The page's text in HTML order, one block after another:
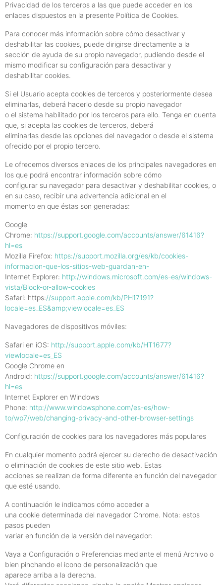
Privacidad de los terceros a las que puede acceder en los
enlaces dispuestos en la presente Política de Cookies.
Para conocer más información sobre cómo desactivar y
deshabilitar las cookies, puede dirigirse directamente a la
sección de ayuda de su propio navegador, pudiendo desde el
mismo modificar su configuración para desactivar y
deshabilitar cookies.
Si el Usuario acepta cookies de terceros y posteriormente desea
eliminarlas, deberá hacerlo desde su propio navegador
o el sistema habilitado por los terceros para ello. Tenga en cuenta
que, si acepta las cookies de terceros, deberá
eliminarlas desde las opciones del navegador o desde el sistema
ofrecido por el propio tercero.
Le ofrecemos diversos enlaces de los principales navegadores en
los que podrá encontrar información sobre cómo
configurar su navegador para desactivar y deshabilitar cookies, o
en su caso, recibir una advertencia adicional en el
momento en que éstas son generadas:
Google
Chrome: https://support.google.com/accounts/answer/61416?
hl=es
Mozilla Firefox: https://support.mozilla.org/es/kb/cookies-
informacion-que-los-sitios-web-guardan-en-
Internet Explorer: http://windows.microsoft.com/es-es/windows-
vista/Block-or-allow-cookies
Safari: https://support.apple.com/kb/PH17191?
locale=es_ES&amp;viewlocale=es_ES
Navegadores de dispositivos móviles:
Safari en iOS: http://support.apple.com/kb/HT1677?
viewlocale=es_ES
Google Chrome en
Android: https://support.google.com/accounts/answer/61416?
hl=es
Internet Explorer en Windows
Phone: http://www.windowsphone.com/es-es/how-
to/wp7/web/changing-privacy-and-other-browser-settings
Configuración de cookies para los navegadores más populares
En cualquier momento podrá ejercer su derecho de desactivación
o eliminación de cookies de este sitio web. Estas
acciones se realizan de forma diferente en función del navegador
que esté usando.
A continuación le indicamos cómo acceder a
una cookie determinada del navegador Chrome. Nota: estos
pasos pueden
variar en función de la versión del navegador:
Vaya a Configuración o Preferencias mediante el menú Archivo o
bien pinchando el icono de personalización que
aparece arriba a la derecha.